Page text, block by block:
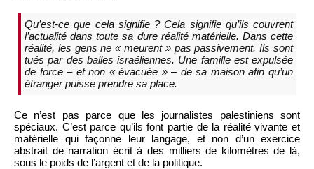
Qu’est-ce que cela signifie ? Cela signifie qu’ils couvrent
l’actualité dans toute sa dure réalité matérielle. Dans cette
réalité, les gens ne « meurent » pas passivement. Ils sont
tués par des balles israéliennes. Une famille est expulsée
de force – et non « évacuée » – de sa maison afin qu’un
étranger puisse prendre sa place.
Ce n’est pas parce que les journalistes palestiniens sont
spéciaux. C’est parce qu’ils font partie de la réalité vivante et
matérielle qui façonne leur langage, et non d’un exercice
abstrait de narration écrit à des milliers de kilomètres de là,
sous le poids de l’argent et de la politique.